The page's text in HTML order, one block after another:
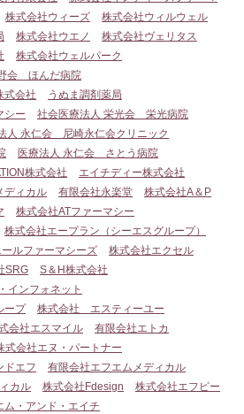
株式会社ウィーズ
株式会社ウィルウェル
株式会社ウエノ
株式会社ヴェリタス
株式会社ウェルパーク
会 ほんだ病院
式会社
うぬま調剤薬局
シー
社会医療法人 栄光会 栄光病院
人 永仁会 尼崎永仁会クリニック
医療法人 永仁会 さとう病院
株式会社
エイチディー株式会社
ディカル 有限会社永楽堂
株式会社A＆P
株式会社ATファーマシー
株式会社エープラン（シーエスグループ）
ルファーマシーズ
株式会社エクセル
SRG
S＆H株式会社
インフォネット
ープ
株式会社 エスティーユー
会社エスマイル
有限会社エトカ
式会社エヌ・パートナー
ドエフ
有限会社エフエムメディカル
カル 株式会社Fdesign
株式会社エフピー
ム・アンド・エイチ